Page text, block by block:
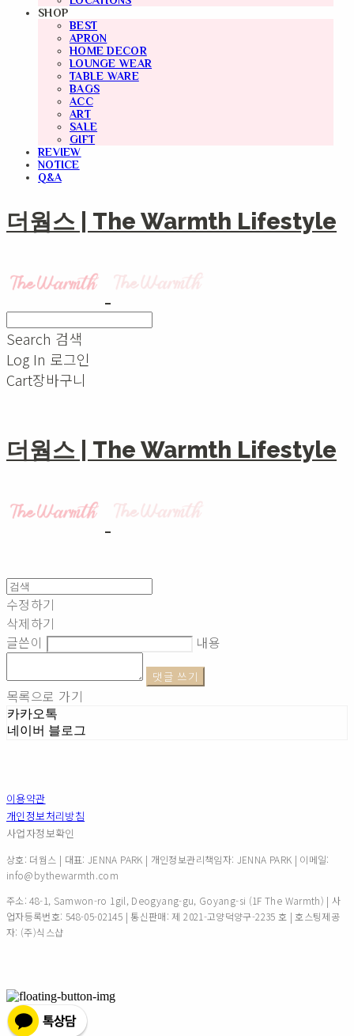
SHOP
BEST
APRON
HOME DECOR
LOUNGE WEAR
TABLE WARE
BAGS
ACC
ART
SALE
GIFT
REVIEW
NOTICE
Q&A
더웜스 | The Warmth Lifestyle
Search 검색
Log In 로그인
Cart장바구니
더웜스 | The Warmth Lifestyle
수정하기
삭제하기
글쓴이
내용
댓글 쓰기
목록으로 가기
카카오톡
네이버 블로그
이용약관
개인정보처리방침
사업자정보확인
상호: 더웜스 | 대표: JENNA PARK | 개인정보관리책임자: JENNA PARK | 이메일:
info@bythewarmth.com
주소: 48-1, Samwon-ro 1gil, Deogyang-gu, Goyang-si (1F The Warmth) | 사
업자등록번호: 548-05-02145 | 통신판매:제 2021-고양덕양구-2235 호 | 호스팅제공
자: (주)식스샵